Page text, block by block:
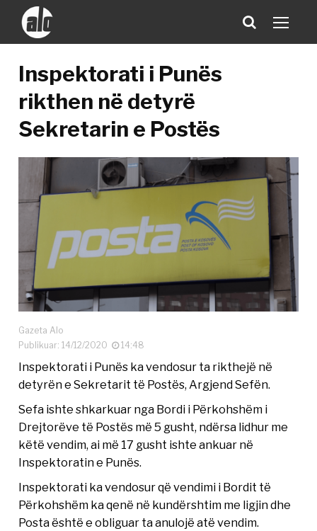
Inspektorati i Punës
rikthen në detyrë
Sekretarin e Postës
Gazeta Alo
Publikuar: 14/12/2020
14:48
Inspektorati i Punës ka vendosur ta rikthejë në
detyrën e Sekretarit të Postës, Argjend Sefën.
Sefa ishte shkarkuar nga Bordi i Përkohshëm i
Drejtorëve të Postës më 5 gusht, ndërsa lidhur me
këtë vendim, ai më 17 gusht ishte ankuar në
Inspektoratin e Punës.
Inspektorati ka vendosur që vendimi i Bordit të
Përkohshëm ka qenë në kundërshtim me ligjin dhe
Posta është e obliguar ta anulojë atë vendim.